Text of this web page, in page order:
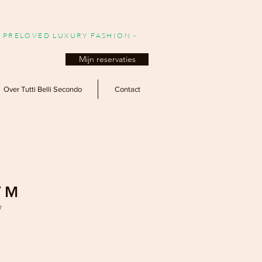
PRELOVED LUXURY FASHION -
Mijn reservaties
Over Tutti Belli Secondo Contact
M